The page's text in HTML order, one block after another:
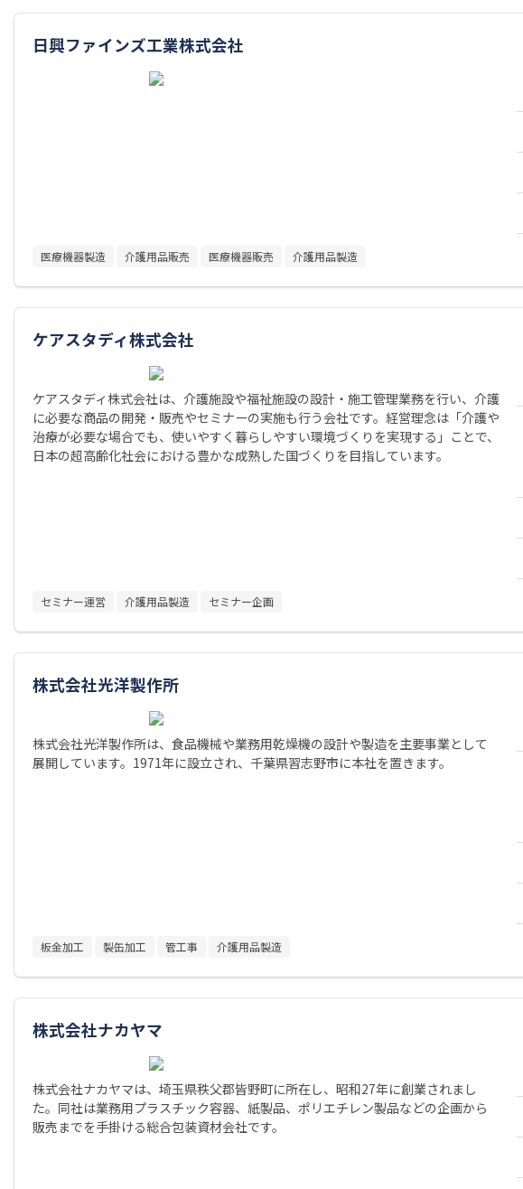
日興ファインズ工業株式会社
医療機器製造 介護用品販売 医療機器販売 介護用品製造
ケアスタディ株式会社
ケアスタディ株式会社は、介護施設や福祉施設の設計・施工管理業務を行い、介護
に必要な商品の開発・販売やセミナーの実施も行う会社です。経営理念は「介護や
治療が必要な場合でも、使いやすく暮らしやすい環境づくりを実現する」ことで、
日本の超高齢化社会における豊かな成熟した国づくりを目指しています。
セミナー運営 介護用品製造 セミナー企画
株式会社光洋製作所
株式会社光洋製作所は、食品機械や業務用乾燥機の設計や製造を主要事業として
展開しています。1971年に設立され、千葉県習志野市に本社を置きます。
板金加工 製缶加工 管工事 介護用品製造
株式会社ナカヤマ
株式会社ナカヤマは、埼玉県秩父郡皆野町に所在し、昭和27年に創業されまし
た。同社は業務用プラスチック容器、紙製品、ポリエチレン製品などの企画から
販売までを手掛ける総合包装資材会社です。